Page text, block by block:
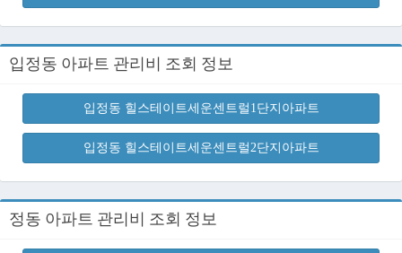
입정동 아파트 관리비 조회 정보
입정동 힐스테이트세운센트럴1단지아파트
입정동 힐스테이트세운센트럴2단지아파트
정동 아파트 관리비 조회 정보